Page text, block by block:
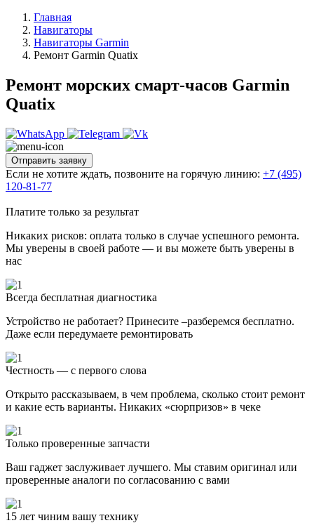
Главная
Навигаторы
Навигаторы Garmin
Ремонт Garmin Quatix
Ремонт морских смарт-часов Garmin
Quatix
Отправить заявку
Если не хотите ждать, позвоните на горячую линию: +7 (495)
120-81-77
Платите только за результат
Никаких рисков: оплата только в случае успешного ремонта.
Мы уверены в своей работе — и вы можете быть уверены в
нас
Всегда бесплатная диагностика
Устройство не работает? Принесите –разберемся бесплатно.
Даже если передумаете ремонтировать
Честность — с первого слова
Открыто рассказываем, в чем проблема, сколько стоит ремонт
и какие есть варианты. Никаких «сюрпризов» в чеке
Только проверенные запчасти
Ваш гаджет заслуживает лучшего. Мы ставим оригинал или
проверенные аналоги по согласованию с вами
15 лет чиним вашу технику